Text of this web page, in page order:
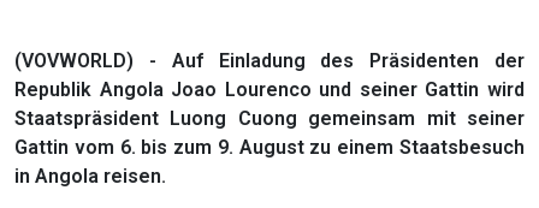
(VOVWORLD) - Auf Einladung des Präsidenten der
Republik Angola Joao Lourenco und seiner Gattin wird
Staatspräsident Luong Cuong gemeinsam mit seiner
Gattin vom 6. bis zum 9. August zu einem Staatsbesuch
in Angola reisen.